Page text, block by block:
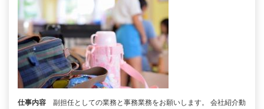
仕事内容
副担任としての業務と事務業務をお願いします。 会社紹介動